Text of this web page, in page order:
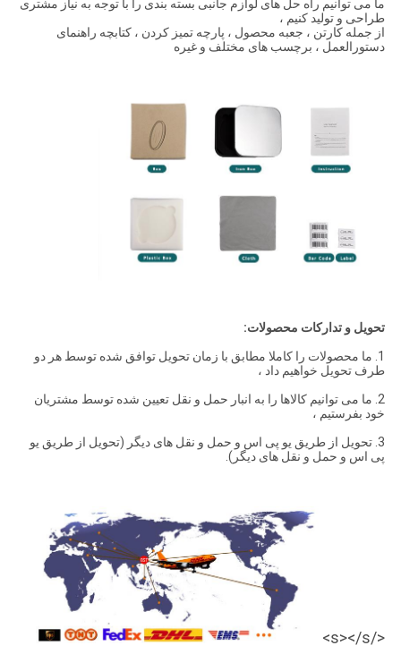
ما می توانیم راه حل های لوازم جانبی بسته بندی را با توجه به نیاز مشتری
طراحی و تولید کنیم ،
از جمله کارتن ، جعبه محصول ، پارچه تمیز کردن ، کتابچه راهنمای
دستورالعمل ، برچسب های مختلف و غیره
تحویل و تدارکات محصولات:
1. ما محصولات را کاملا مطابق با زمان تحویل توافق شده توسط هر دو
طرف تحویل خواهیم داد ،
2. ما می توانیم کالاها را به انبار حمل و نقل تعیین شده توسط مشتریان
خود بفرستیم ،
3. تحویل از طریق یو پی اس و حمل و نقل های دیگر (تحویل از طریق یو
پی اس و حمل و نقل های دیگر).
</s></s>